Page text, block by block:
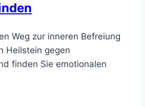
Weg zur inneren Befreiung
Heilstein gegen
finden Sie emotionalen